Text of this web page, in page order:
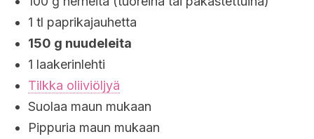
1 tl paprikajauhetta
150 g nuudeleita
1 laakerinlehti
Tilkka oliiviöljyä
Suolaa maun mukaan
Pippuria maun mukaan